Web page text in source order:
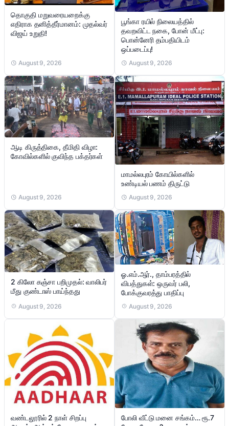
தொகுதி மறுவரையறைக்கு
எதிராக தனித்தீர்மானம்: முதல்வர்
விஜய் உறுதி!
August 9, 2026
பூங்கா ரயில் நிலையத்தில்
தவறவிட்ட நகை, போன் மீட்பு:
பொன்னேரி தம்பதியிடம்
ஒப்படைப்பு!
August 9, 2026
ஆடி கிருத்திகை, தீமிதி விழா:
கோவில்களில் குவிந்த பக்தர்கள்
August 9, 2026
மாமல்லபுரம் கோயில்களில்
உண்டியல் பணம் திருட்டு
August 9, 2026
2 கிலோ கஞ்சா பறிமுதல்: வாலிபர்
மீது குண்டாஸ் பாய்ந்தது
August 9, 2026
ஓ.எம்.ஆர்., தாம்பரத்தில்
விபத்துகள்: ஒருவர் பலி,
போக்குவரத்து பாதிப்பு
August 9, 2026
வண்டலூரில் 2 நாள் சிறப்பு
போலி வீட்டு மனை சங்கம்… ரூ.7